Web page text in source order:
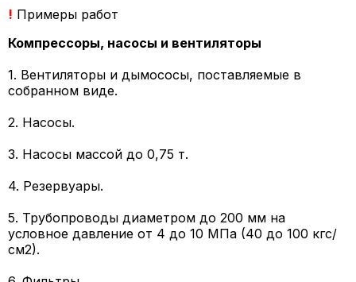
! Примеры работ
Компрессоры, насосы и вентиляторы
1. Вентиляторы и дымососы, поставляемые в
собранном виде.
2. Насосы.
3. Насосы массой до 0,75 т.
4. Резервуары.
5. Трубопроводы диаметром до 200 мм на
условное давление от 4 до 10 МПа (40 до 100 кгс/
см2).